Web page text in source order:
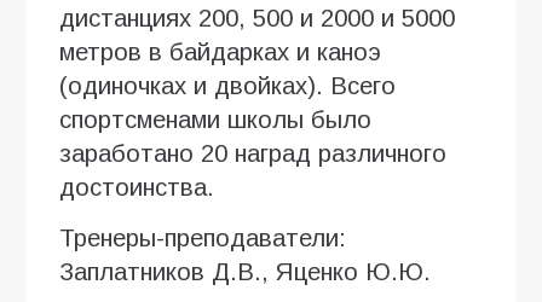
дистанциях 200, 500 и 2000 и 5000
метров в байдарках и каноэ
(одиночках и двойках). Всего
спортсменами школы было
заработано 20 наград различного
достоинства.
Тренеры-преподаватели:
Заплатников Д.В., Яценко Ю.Ю.